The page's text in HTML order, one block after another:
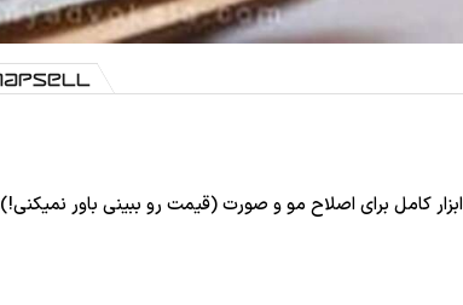
ابزار کامل برای اصلاح مو و صورت (قیمت رو ببینی باور نمیکنی!)